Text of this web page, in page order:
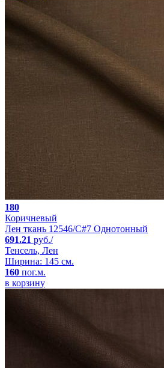
180
Коричневый
Лен ткань 12546/C#7 Однотонный
691.21 руб./
Тенсель, Лен
Ширина: 145 см.
160 пог.м.
в корзину